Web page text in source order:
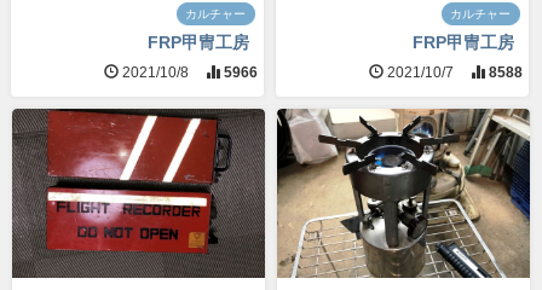
カルチャー
FRP甲冑工房
2021/10/8 5966
カルチャー
FRP甲冑工房
2021/10/7 8588